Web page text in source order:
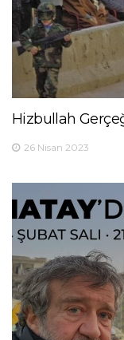
Hizbullah
26 Nisan 2023